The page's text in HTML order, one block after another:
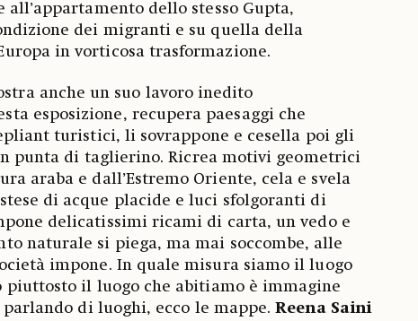
dello stesso Gupta,
dei migranti e su quella della
in vorticosa trasformazione.
anche un suo lavoro inedito
esposizione, recupera paesaggi che
turistici, li sovrappone e cesella poi gli
punta di taglierino. Ricrea motivi geometrici
araba e dall’Estremo Oriente, cela e svela
di acque placide e luci sfolgoranti di
delicatissimi ricami di carta, un vedo e
naturale si piega, ma mai soccombe, alle
impone. In quale misura siamo il luogo
piuttosto il luogo che abitiamo è immagine
parlando di luoghi, ecco le mappe.Reena Saini